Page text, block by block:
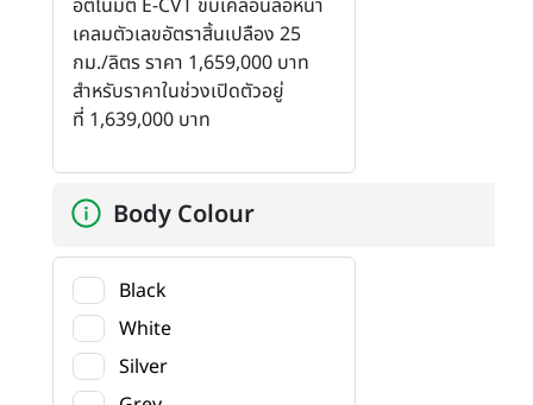
เคลมตัวเลขอัตราสิ้นเปลือง 25
กม./ลิตร ราคา 1,659,000 บาท
สำหรับราคาในช่วงเปิดตัวอยู่
ที่ 1,639,000 บาท
Body Colour
Black
White
Silver